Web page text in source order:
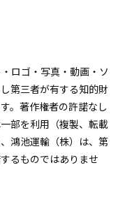
ロゴ・写真・動画・ソ
第三者が有する知的財
。著作権者の許諾なし
部を利用（複製、転載
鴻池運輸（株）は、第
るものではありませ